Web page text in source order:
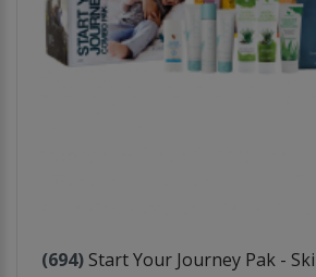
(694) Start Your Journey Pak -